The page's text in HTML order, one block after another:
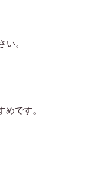
。
です。